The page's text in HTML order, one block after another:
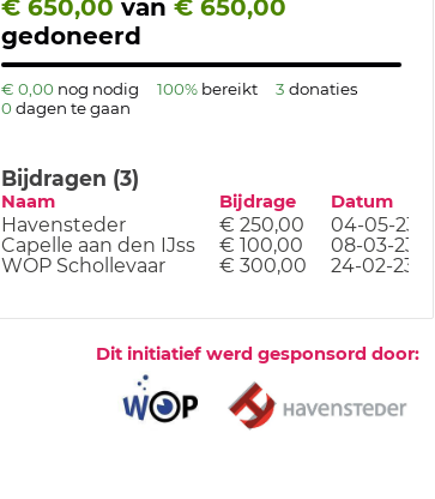
€ 650,00 van € 650,00
gedoneerd
€ 0,00 nog nodig 100% bereikt 3 donaties
0 dagen te gaan
Bijdragen (3)
Naam Bijdrage Datum
Havensteder € 250,00
04-05-23
Capelle aan den IJss
€ 100,00
08-03-23
WOP Schollevaar
€ 300,00 24-02-23
Dit initiatief werd gesponsord door: